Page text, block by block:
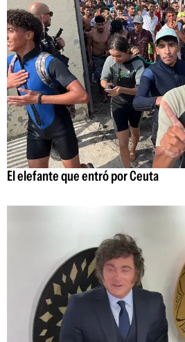
El elefante que entró por Ceuta